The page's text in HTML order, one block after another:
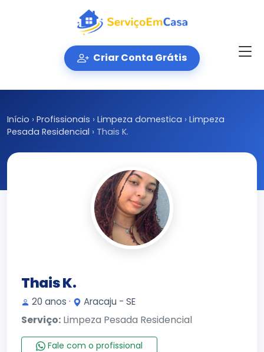
Criar Conta Grátis
Início › Profissionais › Limpeza domestica › Limpeza
Pesada Residencial › Thais K.
Thais K.
20 anos · Aracaju - SE
Serviço: Limpeza Pesada Residencial
Fale com o profissional